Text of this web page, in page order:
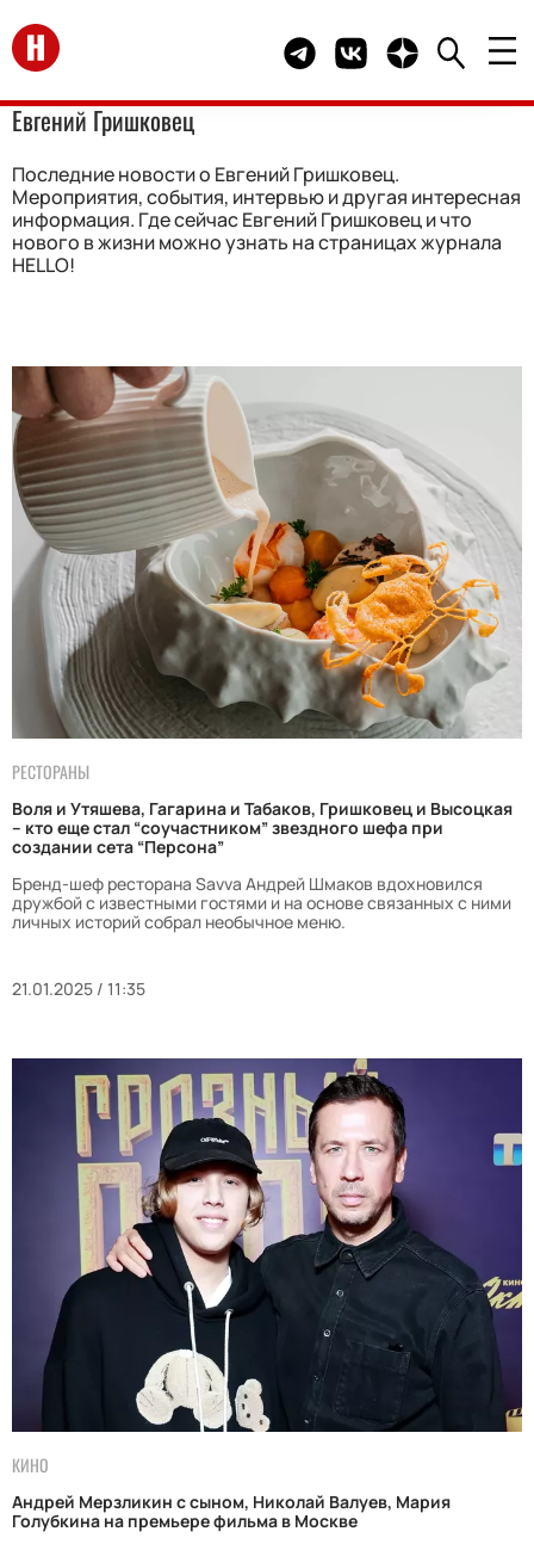
Перейти на главную Telegram канал HELLO
Группа HELLO
Канал HELLO в
Евгений Гришковец
Последние новости о Евгений Гришковец.
Мероприятия, события, интервью и другая интересная
информация. Где сейчас Евгений Гришковец и что
нового в жизни можно узнать на страницах журнала
HELLO!
РЕСТОРАНЫ
Воля и Утяшева, Гагарина и Табаков, Гришковец и Высоцкая
– кто еще стал “соучастником” звездного шефа при
создании сета “Персона”
Бренд-шеф ресторана Savva Андрей Шмаков вдохновился
дружбой с известными гостями и на основе связанных с ними
личных историй собрал необычное меню.
21.01.2025 / 11:35
КИНО
Андрей Мерзликин с сыном, Николай Валуев, Мария
Голубкина на премьере фильма в Москве